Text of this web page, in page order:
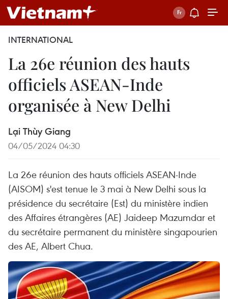
INTERNATIONAL
La 26e réunion des hauts
officiels ASEAN-Inde
organisée à New Delhi
Lại Thùy Giang
04/05/2024 04:30
La 26e réunion des hauts officiels ASEAN-Inde
(AISOM) s'est tenue le 3 mai à New Delhi sous la
présidence du secrétaire (Est) du ministère indien
des Affaires étrangères (AE) Jaideep Mazumdar et
du secrétaire permanent du ministère singapourien
des AE, Albert Chua.